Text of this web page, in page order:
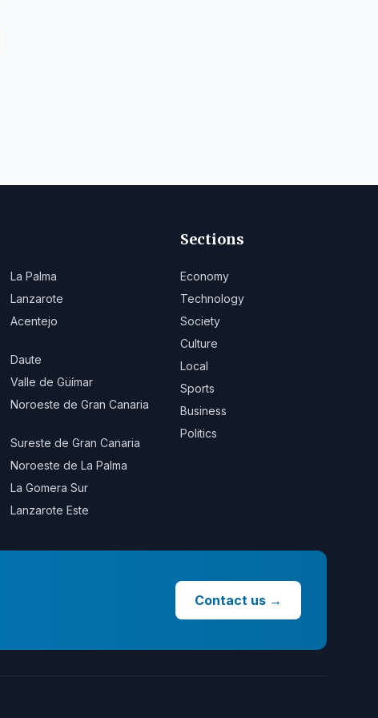
La Palma
Lanzarote
Acentejo
Daute
Valle de Güímar
Noroeste de Gran Canaria
Sureste de Gran Canaria
Noroeste de La Palma
La Gomera Sur
Lanzarote Este
Sections
Economy
Technology
Society
Culture
Local
Sports
Business
Politics
Contact us →